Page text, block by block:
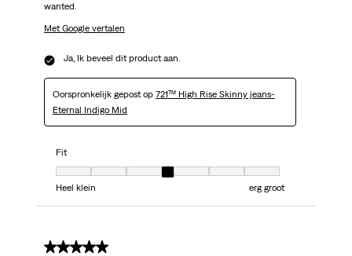
wanted.
Met Google vertalen
Ja, Ik beveel dit product aan.
Oorspronkelijk gepost op 721™ High Rise Skinny jeans-
Eternal Indigo Mid
Fit
Fit, 4 van 7, waarbij 1 gelijk is aan Heel klein en 7 gelijk is aan erg groot
Heel klein
erg groot
5 van 5 sterren.